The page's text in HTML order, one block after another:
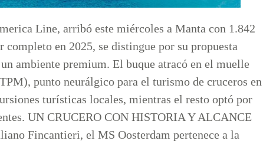
Line, arribó este miércoles a Manta con 1.842
en 2025, se distingue por su propuesta
ambiente premium. El buque atracó en el muelle
punto neurálgico para el turismo de cruceros en
turísticas locales, mientras el resto optó por
UN CRUCERO CON HISTORIA Y ALCANCE
Fincantieri, el MS Oosterdam pertenece a la